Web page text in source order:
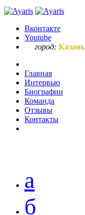
Вконтакте
Youtube
город: Казань
Главная
Интервью
Биографии
Команда
Отзывы
Контакты
а
б